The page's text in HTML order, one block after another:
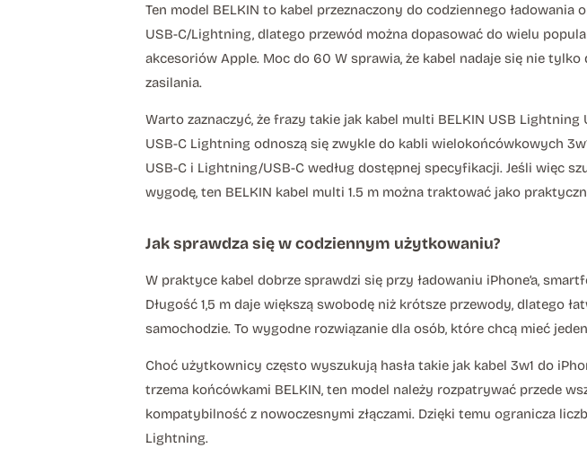
Ten model BELKIN to kabel przeznaczony do codziennego
USB-C/Lightning, dlatego przewód można dopasować do wielu
akcesoriów Apple. Moc do 60 W sprawia, że kabel nadaje się nie
zasilania.
Warto zaznaczyć, że frazy takie jak kabel multi BELKIN USB
USB-C Lightning odnoszą się zwykle do kabli wielokońcówkowych
USB-C i Lightning/USB-C według dostępnej specyfikacji. Jeśli więc
wygodę, ten BELKIN kabel multi 1.5 m można traktować jako
Jak sprawdza się w codziennym użytkowaniu?
W praktyce kabel dobrze sprawdzi się przy ładowaniu iPhone’a,
Długość 1,5 m daje większą swobodę niż krótsze przewody, dlatego
samochodzie. To wygodne rozwiązanie dla osób, które chcą mieć
Choć użytkownicy często wyszukują hasła takie jak kabel 3w1 do
trzema końcówkami BELKIN, ten model należy rozpatrywać przede
kompatybilność z nowoczesnymi złączami. Dzięki temu ogranicza
Lightning.